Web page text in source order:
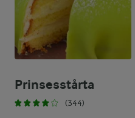
Prinsesstårta
(344)